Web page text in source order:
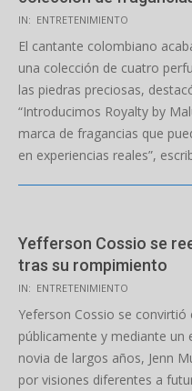
2022-
03-
07
IN: ENTRETENIMIENTO
El cantante colombiano
una colección de cuatro
las piedras preciosas,
“Introducimos Royalty by
marca de fragancias que
en experiencias reales”,
Yefferson Cossio se
tras su rompimiento
2022-
03-
07
IN: ENTRETENIMIENTO
Yeferson Cossio se
públicamente y mediante un
novia de largos años, Jenn
por visiones diferentes a